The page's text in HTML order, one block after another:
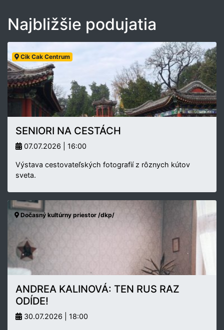
Najbližšie podujatia
Cik Cak Centrum
SENIORI NA CESTÁCH
07.07.2026 | 16:00
Výstava cestovateľských fotografií z rôznych kútov
sveta.
Dočasný kultúrny priestor /dkp/
ANDREA KALINOVÁ: TEN RUS RAZ
ODÍDE!
30.07.2026 | 18:00